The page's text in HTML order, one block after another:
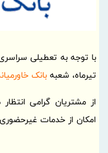
تیرماه، شعبه بانک
از مشتریان گرامی
امکان از خدمات